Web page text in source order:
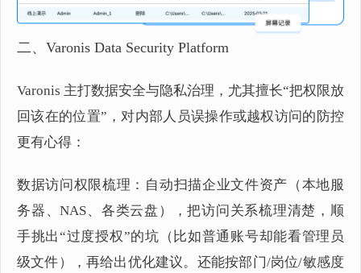
二、Varonis Data Security Platform
Varonis 主打数据安全与隐私治理，尤其擅长“把权限放
回该在的位置”，对内部人员误操作或越权访问的防控
更有心得：
数据访问权限梳理：自动扫描企业文件资产（本地服
务器、NAS、各类云盘），把访问关系梳理清楚，顺
手挑出“过度授权”的坑（比如普通账号却能看管理员
级文件），再给出优化建议。还能按部门/岗位/敏感度